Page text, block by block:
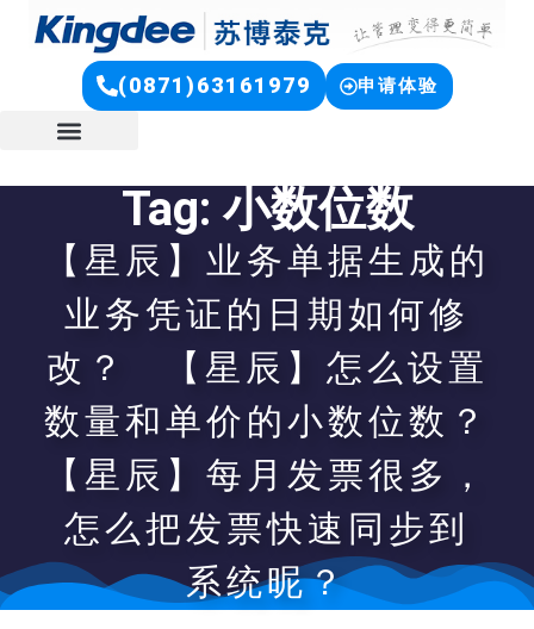
(0871)63161979 申请体验
Tag: 小数位数
【星辰】业务单据生成的
业务凭证的日期如何修
改？ 【星辰】怎么设置
数量和单价的小数位数？
【星辰】每月发票很多，
怎么把发票快速同步到
系统昵？